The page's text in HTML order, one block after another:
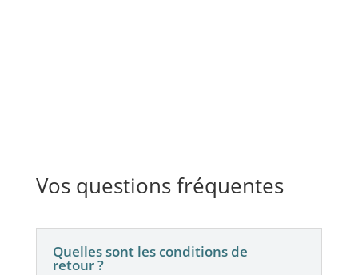
Vos questions fréquentes
Quelles sont les conditions de
retour ?